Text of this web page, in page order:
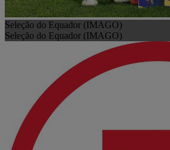
Seleção do Equador (IMAGO)
Seleção do Equador (IMAGO)